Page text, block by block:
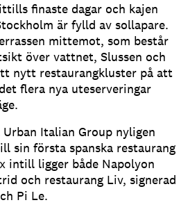
finaste dagar och kajen
är fylld av sollapare.
mittemot, som består
över vattnet, Slussen och
nytt restaurangkluster på att
flera nya uteserveringar
.
Italian Group nyligen
sin första spanska restaurang
intill ligger både Napolyon
och restaurang Liv, signerad
Pi Le.